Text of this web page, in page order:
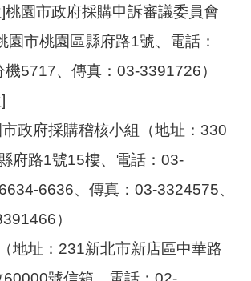
桃園市政府採購申訴審議委員會
園市桃園區縣府路1號、電話：
5717、傳真：03-3391726）
政府採購稽核小組（地址：330
府路1號15樓、電話：03-
6636、傳真：03-3324575、
）
地址：231新北市新店區中華路